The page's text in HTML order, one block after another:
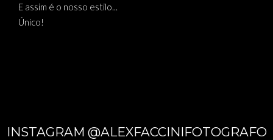
E assim é o nosso estilo...
Único!
INSTAGRAM @ALEXFACCINIFOTOGRAFO